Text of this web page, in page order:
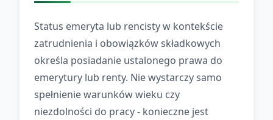
Status emeryta lub rencisty w kontekście
zatrudnienia i obowiązków składkowych
określa posiadanie ustalonego prawa do
emerytury lub renty. Nie wystarczy samo
spełnienie warunków wieku czy
niezdolności do pracy - konieczne jest